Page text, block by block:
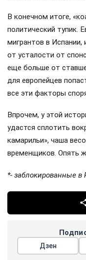
В конечном итоге,
политический тупик.
мигрантов в Испании,
от усталости от
еще больше от
для европейцев
все эти факторы
Впрочем, у этой
удастся сплотить
камарильи», чаша
временщиков. Опять
*- заблокированные в
Дзен